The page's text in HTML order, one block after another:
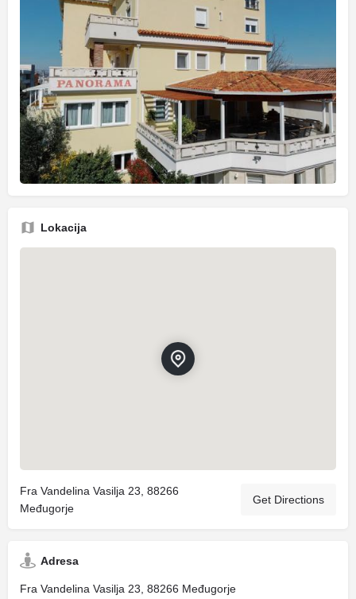
Lokacija
Fra Vandelina Vasilja 23, 88266
Međugorje
Get Directions
Adresa
Fra Vandelina Vasilja 23, 88266 Međugorje